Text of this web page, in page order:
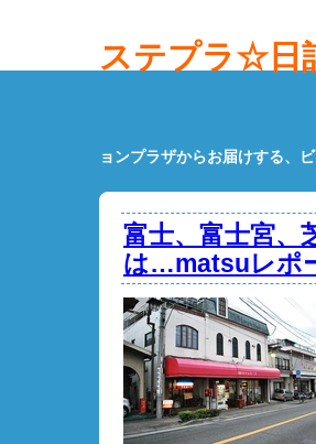
ステプラ☆日
ョンプラザからお届けする、
富士、富士宮、
は…matsuレポ